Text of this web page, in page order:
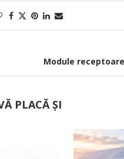
Module receptoare
PLACĂ ȘI